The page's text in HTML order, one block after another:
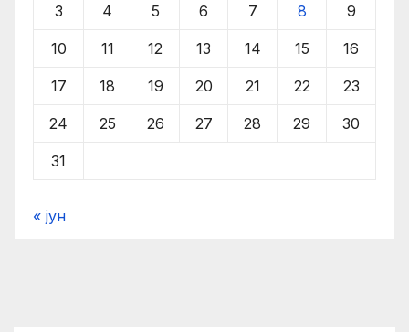
3 4 5 6 7 8 9
10 11 12 13 14 15 16
17 18 19 20 21 22 23
24 25 26 27 28 29 30
31
« јун